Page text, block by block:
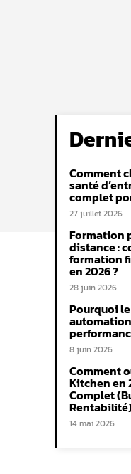
Comment
santé
complet
27 juillet 2026
Formation
distance :
formation
en 2026 ?
28 juin 2026
Pourquoi
8 juin 2026
Comment
Kitchen en
Complet
14 mai 2026